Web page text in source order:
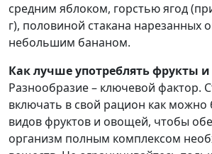
средним яблоком, горстью ягод
г), половиной стакана нарезанных
небольшим бананом.
Как лучше употреблять фрукты
Разнообразие – ключевой фактор.
включать в свой рацион как
видов фруктов и овощей, чтобы
организм полным комплексом